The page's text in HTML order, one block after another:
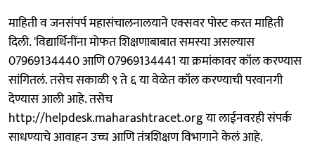
माहिती व जनसंपर्प महासंचालनालयाने एक्सवर पोस्ट करत माहिती
दिली. 'विद्यार्थिनींना मोफत शिक्षणाबाबात समस्या असल्यास
07969134440 आणि 07969134441 या क्रमांकावर कॉल करण्यास
सांगितलं. तसेच सकाळी ९ ते ६ या वेळेत कॉल करण्याची परवानगी
देण्यास आली आहे. तसेच
http://helpdesk.maharashtracet.org या लाईनवरही संपर्क
साधण्याचे आवाहन उच्च आणि तंत्रशिक्षण विभागाने केलं आहे.